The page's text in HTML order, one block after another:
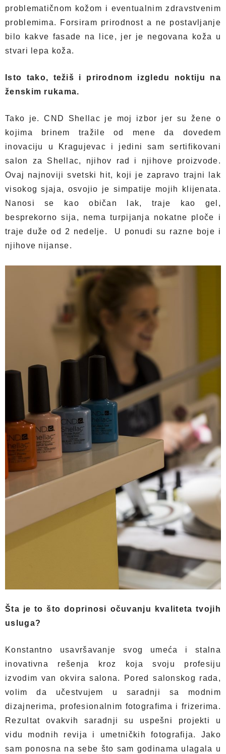
problematičnom kožom i eventualnim zdravstvenim
problemima. Forsiram prirodnost a ne postavljanje
bilo kakve fasade na lice, jer je negovana koža u
stvari lepa koža.
Isto tako, težiš i prirodnom izgledu noktiju na
ženskim rukama.
Tako je. CND Shellac je moj izbor jer su žene o
kojima brinem tražile od mene da dovedem
inovaciju u Kragujevac i jedini sam sertifikovani
salon za Shellac, njihov rad i njihove proizvode.
Ovaj najnoviji svetski hit, koji je zapravo trajni lak
visokog sjaja, osvojio je simpatije mojih klijenata.
Nanosi se kao običan lak, traje kao gel,
besprekorno sija, nema turpijanja nokatne ploče i
traje duže od 2 nedelje. U ponudi su razne boje i
njihove nijanse.
Šta je to što doprinosi očuvanju kvaliteta tvojih
usluga?
Konstantno usavršavanje svog umeća i stalna
inovativna rešenja kroz koja svoju profesiju
izvodim van okvira salona. Pored salonskog rada,
volim da učestvujem u saradnji sa modnim
dizajnerima, profesionalnim fotografima i frizerima.
Rezultat ovakvih saradnji su uspešni projekti u
vidu modnih revija i umetničkih fotografija. Jako
sam ponosna na sebe što sam godinama ulagala u